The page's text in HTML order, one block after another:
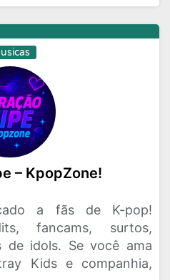
– KpopZone!
a fãs de K-pop!
fancams, surtos,
de idols. Se você ama
Kids e companhia,